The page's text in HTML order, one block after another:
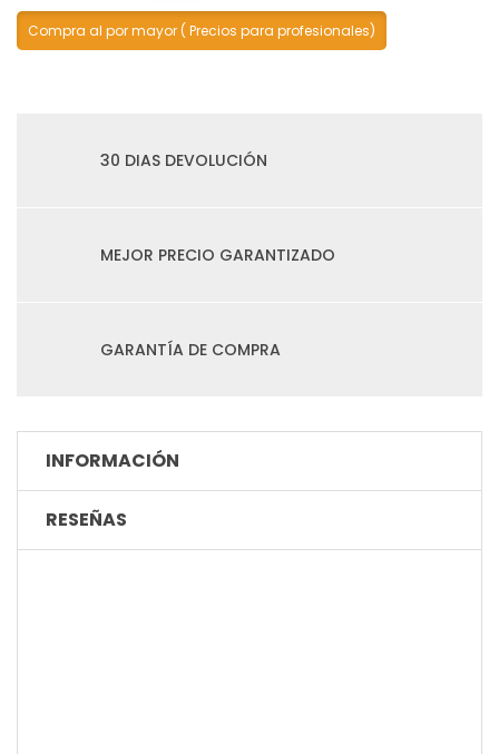
Compra al por mayor ( Precios para profesionales)
30 DIAS DEVOLUCIÓN
MEJOR PRECIO GARANTIZADO
GARANTÍA DE COMPRA
INFORMACIÓN
RESEÑAS